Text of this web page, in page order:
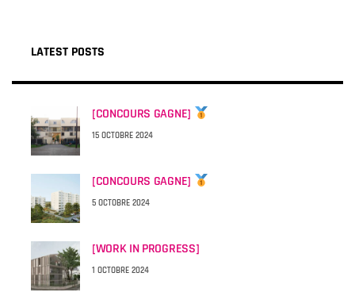
LATEST POSTS
[CONCOURS GAGNE]
15 OCTOBRE 2024
[CONCOURS GAGNE]
5 OCTOBRE 2024
[WORK IN PROGRESS]
1 OCTOBRE 2024